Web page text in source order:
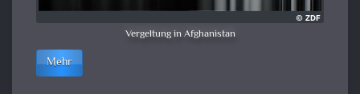
Vergeltung in Afghanistan
Mehr